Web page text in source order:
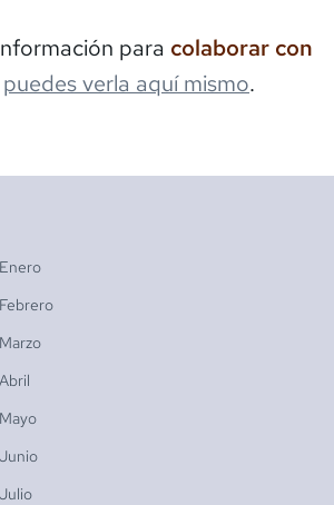
para colaborar con
puedes verla aquí mismo.
Enero
Febrero
Marzo
Abril
Mayo
Junio
Julio